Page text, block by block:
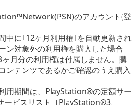
のアカウント(登
中に｢12ヶ月利用権｣を自動更新され
ン対象外の利用権を購入した場合
ヶ月分の利用権は付属しません。購
ンテンツであるかご確認のうえ購入
用期間は、PlayStation®の定額サー
ービスリスト［PlayStation®3、